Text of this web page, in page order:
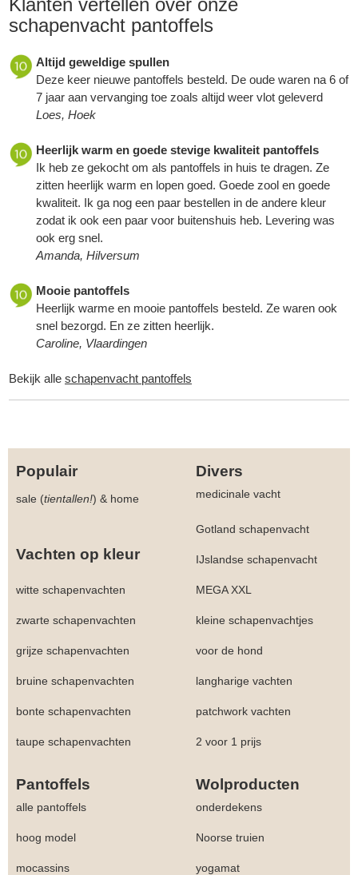
schapenvacht pantoffels
Altijd geweldige spullen
Deze keer nieuwe pantoffels besteld. De oude waren na 6 of
7 jaar aan vervanging toe zoals altijd weer vlot geleverd
Loes, Hoek
Heerlijk warm en goede stevige kwaliteit pantoffels
Ik heb ze gekocht om als pantoffels in huis te dragen. Ze
zitten heerlijk warm en lopen goed. Goede zool en goede
kwaliteit. Ik ga nog een paar bestellen in de andere kleur
zodat ik ook een paar voor buitenshuis heb. Levering was
ook erg snel.
Amanda, Hilversum
Mooie pantoffels
Heerlijk warme en mooie pantoffels besteld. Ze waren ook
snel bezorgd. En ze zitten heerlijk.
Caroline, Vlaardingen
Bekijk alle schapenvacht pantoffels
Populair Divers
sale (tientallen!) & home medicinale vacht
Gotland schapenvacht
Vachten op kleur IJslandse schapenvacht
witte schapenvachten MEGA XXL
zwarte schapenvachten kleine schapenvachtjes
grijze schapenvachten voor de hond
bruine schapenvachten langharige vachten
bonte schapenvachten patchwork vachten
taupe schapenvachten 2 voor 1 prijs
Pantoffels Wolproducten
alle pantoffels onderdekens
hoog model Noorse truien
mocassins yogamat